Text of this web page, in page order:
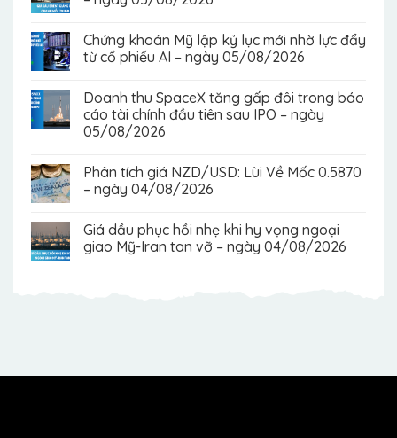
Chứng khoán Mỹ lập kỷ lục mới nhờ lực đẩy
từ cổ phiếu AI – ngày 05/08/2026
Doanh thu SpaceX tăng gấp đôi trong báo
cáo tài chính đầu tiên sau IPO – ngày
05/08/2026
Phân tích giá NZD/USD: Lùi Về Mốc 0.5870
– ngày 04/08/2026
Giá dầu phục hồi nhẹ khi hy vọng ngoại
giao Mỹ-Iran tan vỡ – ngày 04/08/2026